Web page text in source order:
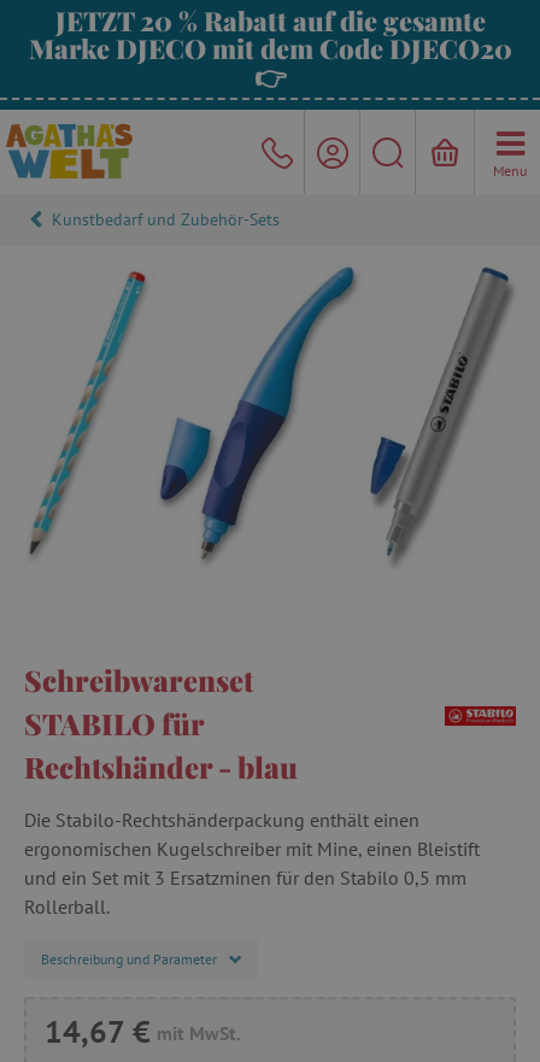
JETZT 20 % Rabatt auf die gesamte
Marke DJECO mit dem Code DJECO20
👉
Menu
Kunstbedarf und Zubehör-Sets
Schreibwarenset
STABILO für
Rechtshänder - blau
Die Stabilo-Rechtshänderpackung enthält einen
ergonomischen Kugelschreiber mit Mine, einen Bleistift
und ein Set mit 3 Ersatzminen für den Stabilo 0,5 mm
Rollerball.
Beschreibung und Parameter
14,67 € mit MwSt.